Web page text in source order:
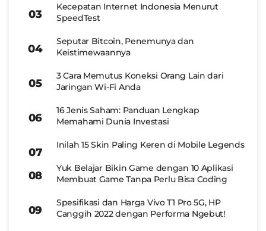
Kecepatan Internet Indonesia Menurut
SpeedTest
Seputar Bitcoin, Penemunya dan
Keistimewaannya
3 Cara Memutus Koneksi Orang Lain dari
Jaringan Wi-Fi Anda
16 Jenis Saham: Panduan Lengkap
Memahami Dunia Investasi
Inilah 15 Skin Paling Keren di Mobile Legends
Yuk Belajar Bikin Game dengan 10 Aplikasi
Membuat Game Tanpa Perlu Bisa Coding
Spesifikasi dan Harga Vivo T1 Pro 5G, HP
Canggih 2022 dengan Performa Ngebut!